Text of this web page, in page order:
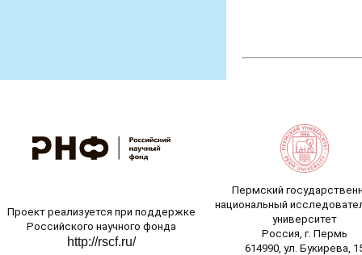
Проект реализуется при поддержке
Российского научного фонда
http://rscf.ru/
Пермский
национальный
университет
Россия, г. Пермь
614990, ул. Букирева,